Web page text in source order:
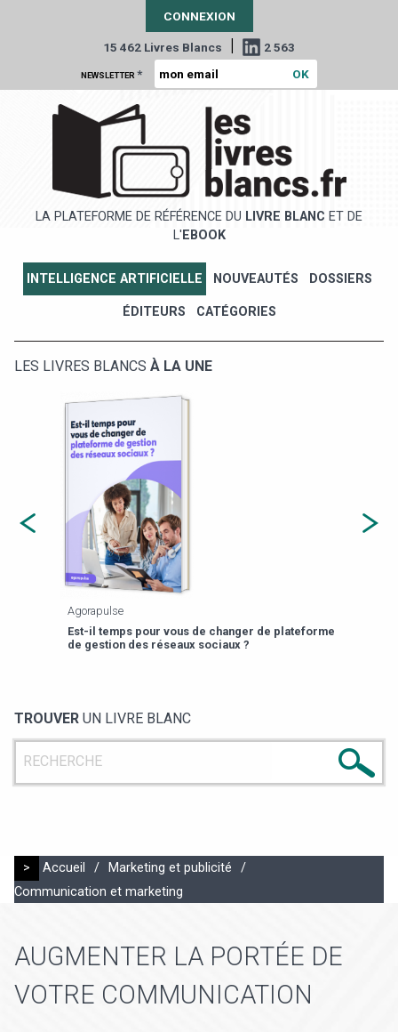
CONNEXION
15 462 Livres Blancs | 2 563
NEWSLETTER *
LA PLATEFORME DE RÉFÉRENCE DU LIVRE BLANC ET DE
L' EBOOK
INTELLIGENCE ARTIFICIELLE NOUVEAUTÉS DOSSIERS
ÉDITEURS CATÉGORIES
LES LIVRES BLANCS À LA UNE
Agorapulse
Est-il temps pour vous de changer de plateforme
de gestion des réseaux sociaux ?
TROUVER UN LIVRE BLANC
> Accueil / Marketing et publicité
/
Communication et marketing
AUGMENTER LA PORTÉE DE
VOTRE COMMUNICATION